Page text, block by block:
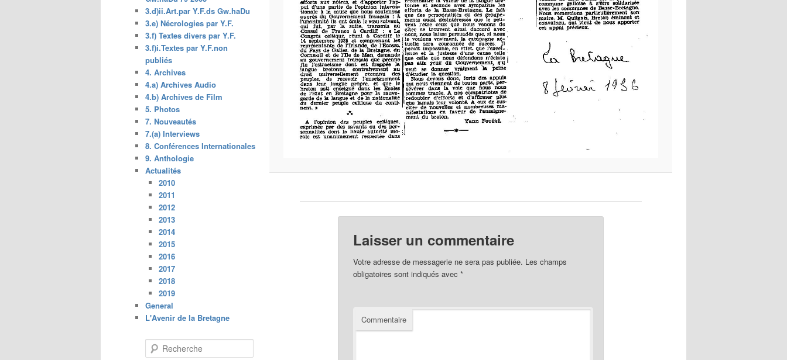
Laisser un commentaire
Votre adresse de messagerie ne sera pas publiée. Les champs
obligatoires sont indiqués avec *
Commentaire
3.d)ii.Art.par Y.F.ds Gw.haDu
3.e) Nécrologies par Y.F.
3.f) Textes divers par Y.F.
3.f)i.Textes par Y.F.non
publiés
4. Archives
4.a) Archives Audio
4.b) Archives de Film
5. Photos
7. Nouveautés
7.(a) Interviews
8. Conférences Internationales
9. Anthologie
Actualités
2010
2011
2012
2013
2014
2015
2016
2017
2018
2019
General
L'Avenir de la Bretagne
e